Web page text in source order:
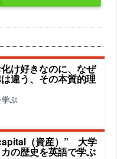
け好きなのに、なぜ
違う、その本質的理
学ぶ
（資産）” 大学
の歴史を英語で学ぶ